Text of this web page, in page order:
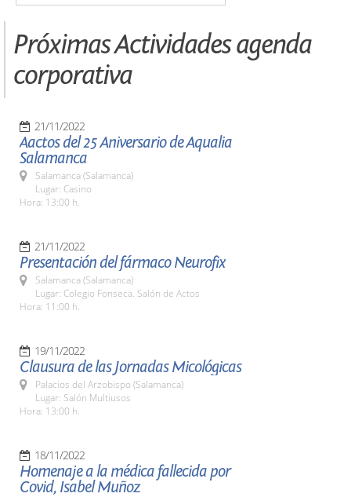
Próximas Actividades agenda
corporativa
21/11/2022
Aactos del 25 Aniversario de Aqualia
Salamanca
Salamanca (Salamanca)
Lugar: Casino
Hora: 13:00 h.
21/11/2022
Presentación del fármaco Neurofix
Salamanca (Salamanca)
Lugar: Colegio Fonseca. Salón de Actos
Hora: 11:00 h.
19/11/2022
Clausura de las Jornadas Micológicas
Palacios del Arzobispo (Salamanca)
Lugar: Salón Multiusos
Hora: 13:00 h.
18/11/2022
Homenaje a la médica fallecida por
Covid, Isabel Muñoz